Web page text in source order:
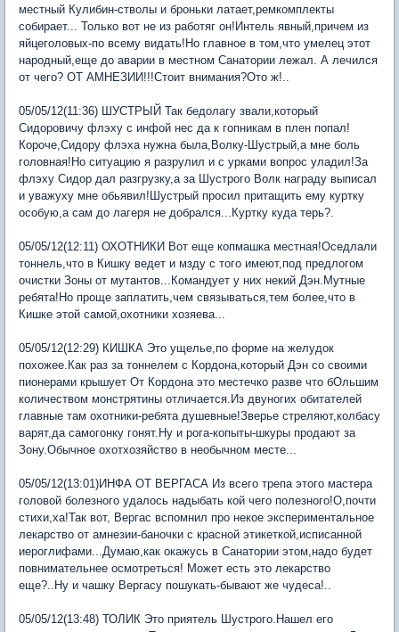
местный Кулибин-стволы и броньки латает,ремкомплекты
собирает... Только вот не из работяг он!Интель явный,причем из
яйцеголовых-по всему видать!Но главное в том,что умелец этот
народный,еще до аварии в местном Санатории лежал. А лечился
от чего? ОТ АМНЕЗИИ!!!Стоит внимания?Ото ж!..
05/05/12(11:36) ШУСТРЫЙ Так бедолагу звали,который
Сидоровичу флэху с инфой нес да к гопникам в плен попал!
Короче,Сидору флэха нужна была,Волку-Шустрый,а мне боль
головная!Но ситуацию я разрулил и с урками вопрос уладил!За
флэху Сидор дал разгрузку,а за Шустрого Волк награду выписал
и уважуху мне обьявил!Шустрый просил притащить ему куртку
особую,а сам до лагеря не добрался...Куртку куда терь?.
05/05/12(12:11) ОХОТНИКИ Вот еще копмашка местная!Оседлали
тоннель,что в Кишку ведет и мзду с того имеют,под предлогом
очистки Зоны от мутантов...Командует у них некий Дэн.Мутные
ребята!Но проще заплатить,чем связываться,тем более,что в
Кишке этой самой,охотники хозяева...
05/05/12(12:29) КИШКА Это ущелье,по форме на желудок
похожее.Как раз за тоннелем с Кордона,который Дэн со своими
пионерами крышует От Кордона это местечко разве что бОльшим
количеством монстрятины отличается.Из двуногих обитателей
главные там охотники-ребята душевные!Зверье стреляют,колбасу
варят,да самогонку гонят.Ну и рога-копыты-шкуры продают за
Зону.Обычное охотхозяйство в необычном месте...
05/05/12(13:01)ИНФА ОТ ВЕРГАСА Из всего трепа этого мастера
головой болезного удалось надыбать кой чего полезного!О,почти
стихи,ха!Так вот, Вергас вспомнил про некое экспериментальное
лекарство от амнезии-баночки с красной этикеткой,исписанной
иероглифами...Думаю,как окажусь в Санатории этом,надо будет
повнимательнее осмотреться! Может есть это лекарство
еще?..Ну и чашку Вергасу пошукать-бывают же чудеса!..
05/05/12(13:48) ТОЛИК Это приятель Шустрого.Нашел его